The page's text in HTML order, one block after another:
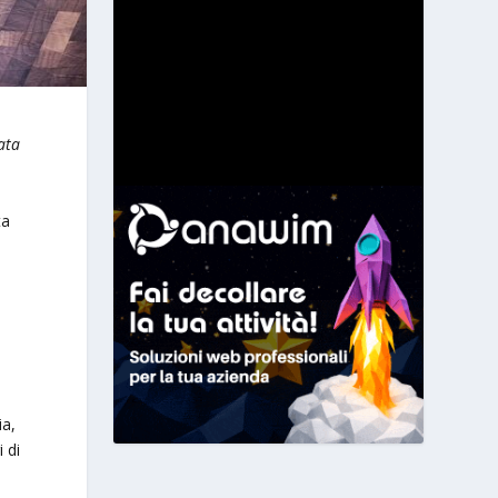
di